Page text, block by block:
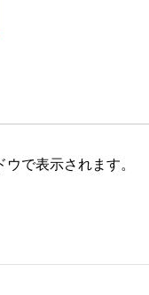
で表示されます。